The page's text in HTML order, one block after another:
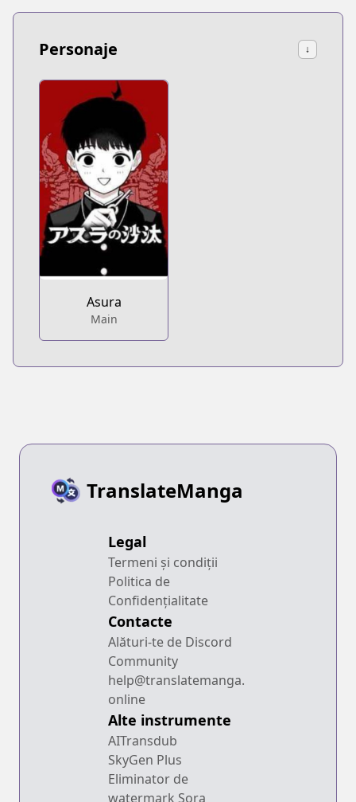
Personaje ↓
Asura
Main
TranslateManga
Legal
Termeni și condiții
Politica de
Confidențialitate
Contacte
Alături-te de Discord
Community
help@translatemanga.
online
Alte instrumente
AITransdub
SkyGen Plus
Eliminator de
watermark Sora